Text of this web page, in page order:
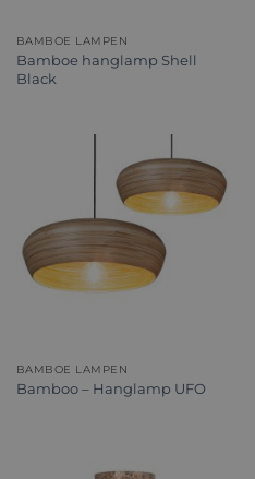
BAMBOE LAMPEN
Bamboe hanglamp Shell
Black
BAMBOE LAMPEN
Bamboo – Hanglamp UFO